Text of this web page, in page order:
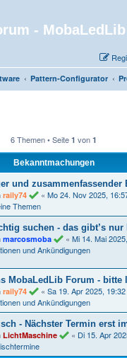
- MobaLedLib
Pattern-Configurator
6 Themen • Seite 1 von 1
Bekanntmachungen
und zusammenfassender
raily74 « Mo 24. Nov 2025,
Themen
suchen - das gibt’s nur
marcosmoba « Mi 14. Mai
und Ankündigungen
MobaLedLib Forum - bitte
raily74 « Sa 19. Apr 2025, 19:32
und Ankündigungen
- Nächster Termin erst
LichtMaschine « Di 15. Apr